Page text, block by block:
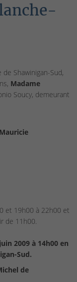
Shawinigan-Sud,
Madame
Soucy, demeurant
et 19h00 à 22h00 et
de 11h00.
2009 à 14h00 en
Sud.
de